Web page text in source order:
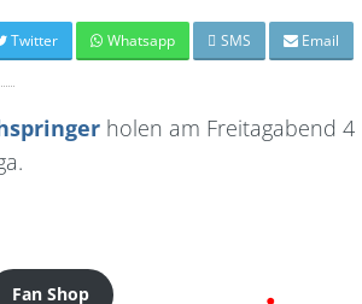
Twitter Whatsapp SMS Email
holen am Freitagabend 4
Fan Shop